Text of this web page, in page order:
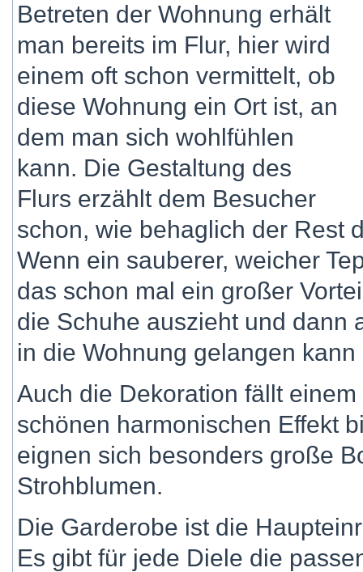
Betreten der Wohnung erhält
man bereits im Flur, hier wird
einem oft schon vermittelt, ob
diese Wohnung ein Ort ist, an
dem man sich wohlfühlen
kann. Die Gestaltung des
Flurs erzählt dem Besucher
schon, wie behaglich der Rest
Wenn ein sauberer, weicher
das schon mal ein großer
die Schuhe auszieht und dann
in die Wohnung gelangen
Auch die Dekoration fällt
schönen harmonischen Effekt
eignen sich besonders große
Strohblumen.
Die Garderobe ist die
Es gibt für jede Diele die